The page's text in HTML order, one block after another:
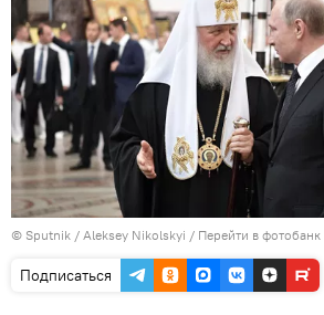
© Sputnik / Aleksey Nikolskyi / Перейти в фотобанк
Подписаться